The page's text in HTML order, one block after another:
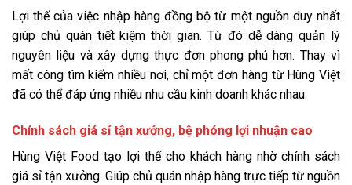
Lợi thế của việc nhập hàng đồng bộ từ một nguồn duy nhất
giúp chủ quán tiết kiệm thời gian. Từ đó dễ dàng quản lý
nguyên liệu và xây dựng thực đơn phong phú hơn. Thay vì
mất công tìm kiếm nhiều nơi, chỉ một đơn hàng từ Hùng Việt
đã có thể đáp ứng nhiều nhu cầu kinh doanh khác nhau.
Chính sách giá sỉ tận xưởng, bệ phóng lợi nhuận cao
Hùng Việt Food tạo lợi thế cho khách hàng nhờ chính sách
giá sỉ tận xưởng. Giúp chủ quán nhập hàng trực tiếp từ nguồn